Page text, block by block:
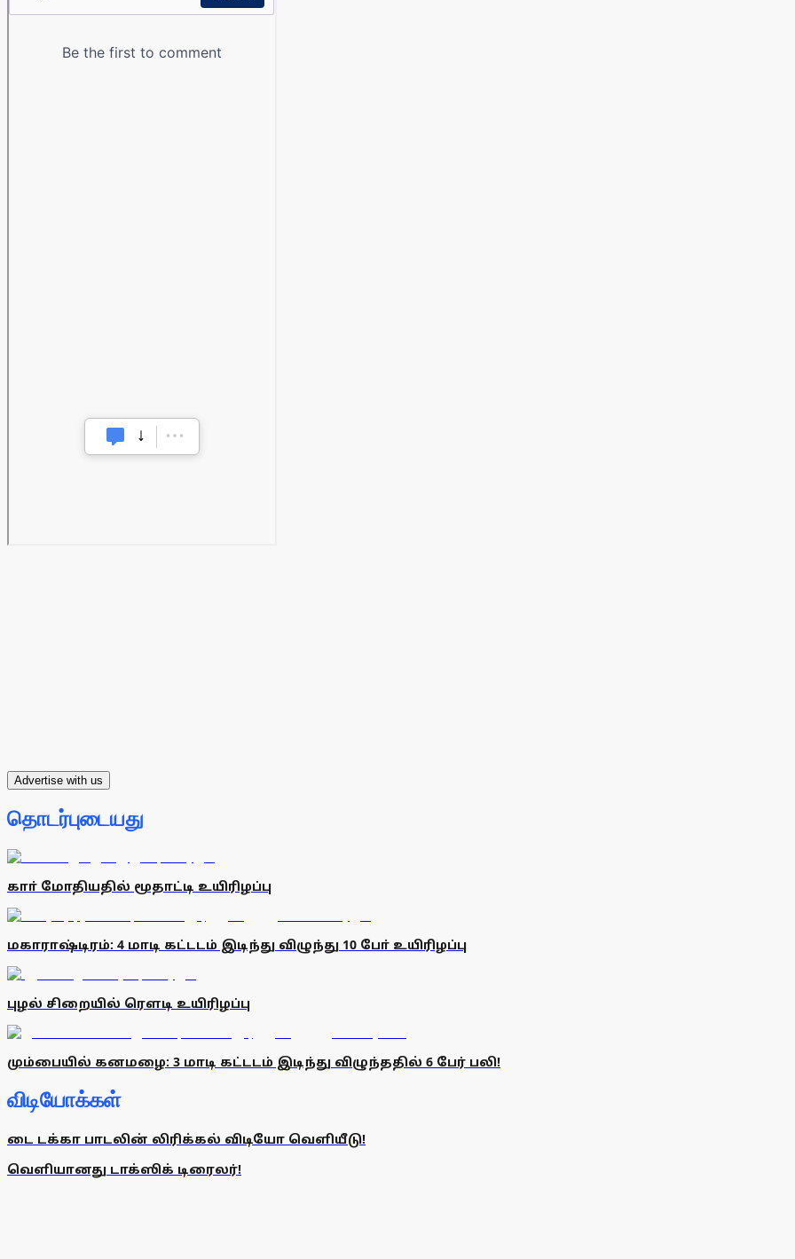
Advertise with us
தொடர்புடையது
காா் மோதியதில் மூதாட்டி உயிரிழப்பு
மகாராஷ்டிரம்: 4 மாடி கட்டடம் இடிந்து விழுந்து 10 போ் உயிரிழப்பு
புழல் சிறையில் ரெளடி உயிரிழப்பு
மும்பையில் கனமழை: 3 மாடி கட்டடம் இடிந்து விழுந்ததில் 6 பேர் பலி!
விடியோக்கள்
டை டக்கா பாடலின் லிரிக்கல் விடியோ வெளியீடு!
வெளியானது டாக்ஸிக் டிரைலர்!